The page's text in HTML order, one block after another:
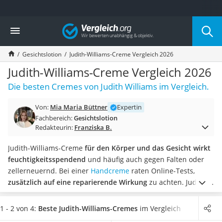
Die beliebtesten Vergleiche nach Kategorie
Drogerie
Inhalator
Haarschneider
Rollator
Braun Rasierer
Katzenklappe (Chip)
Masturbator
Massagepistole
Reisehaartrockner
Eiweißpulver
Magnesiumpräparat
Katzenklappe
Nackenmassagegerät
Zeckenschutz Katze
leichter Haartrockner
Vergleich
Gesichtslotion Judith-Williams-Creme Vergleich 2026
Judith-Williams-Creme Vergleich 2026
Die besten Cremes von Judith Williams im Vergleich.
Von: Mia Maria Büttner
Expertin
Fachbereich:Gesichtslotion
Redakteurin: Franziska B.
Judith-Williams-Creme für den Körper und das Gesicht wirkt
feuchtigkeitsspendend und häufig auch gegen Falten oder
zellerneuernd. Bei einer Handcreme raten Online-Tests,
zusätzlich auf eine reparierende Wirkung zu achten. Judith-
Williams-Creme erhalten Sieals Creme, Lotion oder Gel,
vorrangig in Tuben oder Tiegeln. Die Darreichungsmengen
1 - 2 von 4: Beste Judith-Williams-Cremes im Vergleich